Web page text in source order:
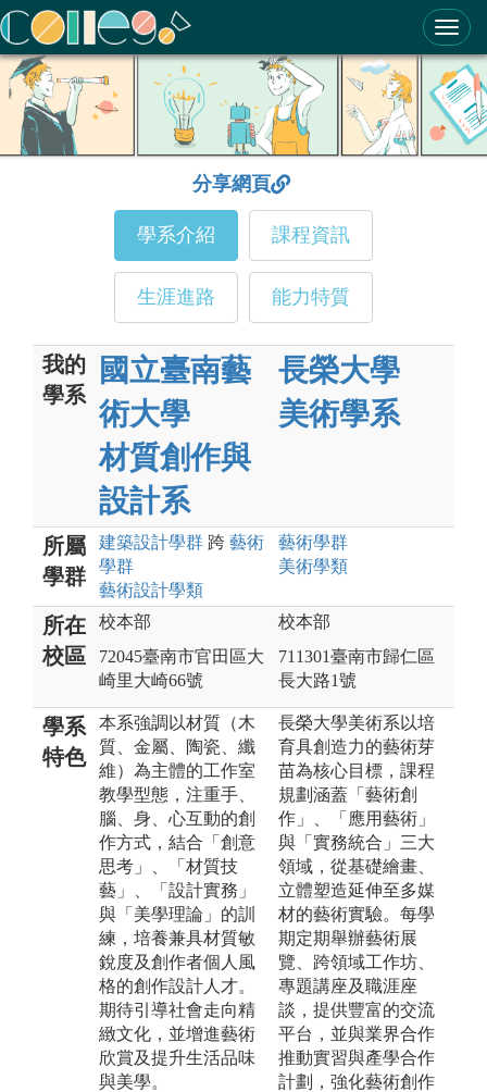
ColleGo! 大學選才與高中育才輔助系統
分享網頁
學系介紹 課程資訊
生涯進路 能力特質
我的
學系
國立臺南藝
術大學
材質創作與
設計系
長榮大學
美術學系
所屬
學群
建築設計學群 跨 藝術
學群
藝術設計學類
藝術學群
美術學類
所在
校區
校本部
72045臺南市官田區大
崎里大崎66號
校本部
711301臺南市歸仁區
長大路1號
學系
特色
本系強調以材質（木
質、金屬、陶瓷、纖
維）為主體的工作室
教學型態，注重手、
腦、身、心互動的創
作方式，結合「創意
思考」、「材質技
藝」、「設計實務」
與「美學理論」的訓
練，培養兼具材質敏
銳度及創作者個人風
格的創作設計人才。
期待引導社會走向精
緻文化，並增進藝術
欣賞及提升生活品味
與美學。
長榮大學美術系以培
育具創造力的藝術芽
苗為核心目標，課程
規劃涵蓋「藝術創
作」、「應用藝術」
與「實務統合」三大
領域，從基礎繪畫、
立體塑造延伸至多媒
材的藝術實驗。每學
期定期舉辦藝術展
覽、跨領域工作坊、
專題講座及職涯座
談，提供豐富的交流
平台，並與業界合作
推動實習與產學合作
計劃，強化藝術創作